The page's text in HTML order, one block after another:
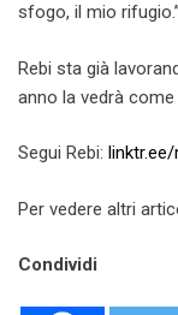
sfogo, il mio rifugio.”
Rebi sta già
anno la vedrà
Segui Rebi:
Per vedere altri
Condividi